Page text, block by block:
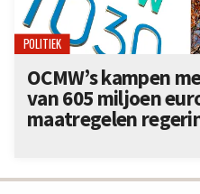
POLITIEK
OCMW’s kampen
van 605 miljoen
maatregelen